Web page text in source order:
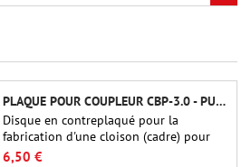
PLAQUE POUR COUPLEUR CBP-3.0 - PUBLIC MISSILES LTD.
Disque en contreplaqué pour la
fabrication d'une cloison (cadre) pour
raccords tubulaires de 75 mm de Public
6,50 €